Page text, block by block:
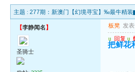
主题 :277期：新澳门【幻境寻宝】‰最牛精
【李静闻名 】
圣骑士
板凳 发表
u 回复 u
把鲜花